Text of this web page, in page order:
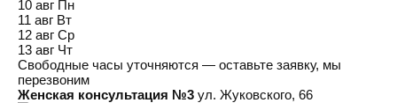
10 авг Пн
11 авг Вт
12 авг Ср
13 авг Чт
Свободные часы уточняются — оставьте заявку, мы
перезвоним
Женская консультация №3 ул. Жуковского, 66